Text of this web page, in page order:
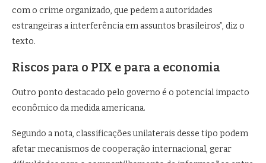
com o crime organizado, que pedem a autoridades
estrangeiras a interferência em assuntos brasileiros”, diz o
texto.
Riscos para o PIX e para a economia
Outro ponto destacado pelo governo é o potencial impacto
econômico da medida americana.
Segundo a nota, classificações unilaterais desse tipo podem
afetar mecanismos de cooperação internacional, gerar